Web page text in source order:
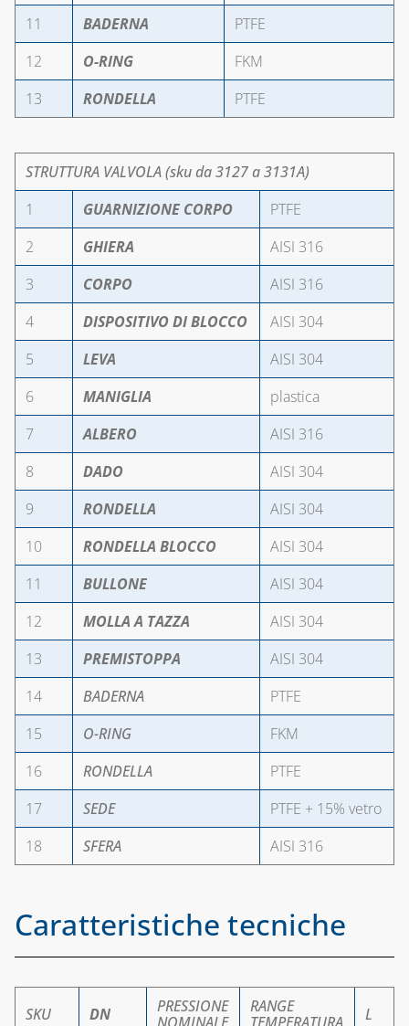
11
BADERNA
PTFE
12
O-RING
FKM
13
RONDELLA PTFE
STRUTTURA VALVOLA (sku da 3127 a 3131A)
1
GUARNIZIONE CORPO
PTFE
2
GHIERA
AISI 316
3
CORPO
AISI 316
4
DISPOSITIVO DI BLOCCO
AISI 304
5
LEVA
AISI 304
6
MANIGLIA
plastica
7
ALBERO
AISI 316
8
DADO
AISI 304
9
RONDELLA
AISI 304
10
RONDELLA BLOCCO
AISI 304
11
BULLONE
AISI 304
12
MOLLA A TAZZA
AISI 304
13
PREMISTOPPA
AISI 304
14
BADERNA
PTFE
15
O-RING
FKM
16
RONDELLA
PTFE
17
SEDE
PTFE + 15% vetro
18
SFERA AISI 316
Caratteristiche tecniche
SKU DN
PRESSIONE
RANGE
L